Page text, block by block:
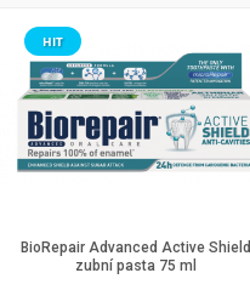
BioRepair Advanced Active Shield
zubní pasta 75 ml
HIT